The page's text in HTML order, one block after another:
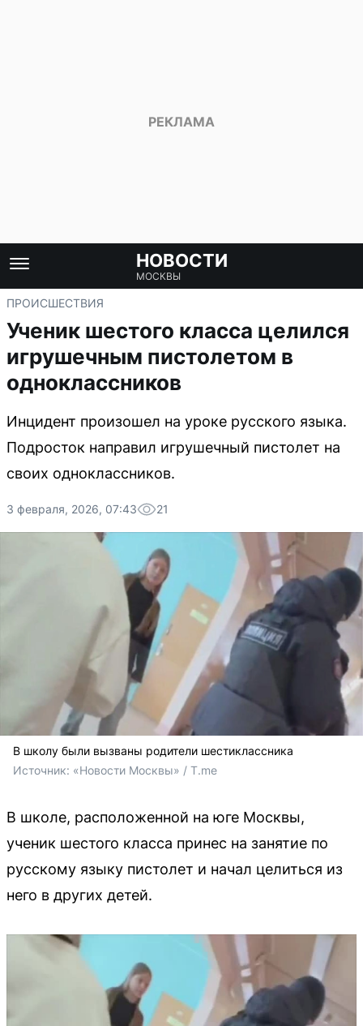
НОВОСТИ
МОСКВЫ
ПРОИСШЕСТВИЯ
Ученик шестого класса целился
игрушечным пистолетом в
одноклассников
Инцидент произошел на уроке русского языка.
Подросток направил игрушечный пистолет на
своих одноклассников.
3 февраля, 2026, 07:43 21
В школу были вызваны родители шестиклассника
Источник: «Новости Москвы» / T.me
В школе, расположенной на юге Москвы,
ученик шестого класса принес на занятие по
русскому языку пистолет и начал целиться из
него в других детей.